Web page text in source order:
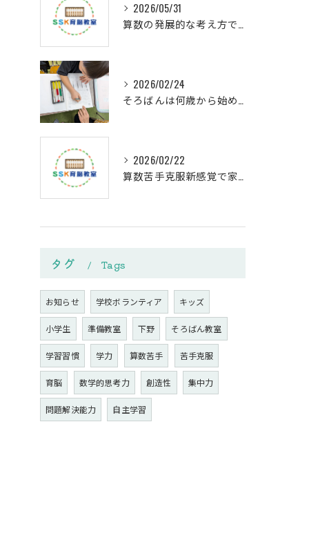
2026/05/31
算数の発展的な考え方で苦手克服への第一歩を踏み出す方法
2026/02/24
そろばんは何歳から始めるべきか
2026/02/22
算数苦手克服新感覚で家庭学習が楽しくなる親子サポート法
タグ Tags
お知らせ 学校ボランティア キッズ
小学生 準備教室 下野 そろばん教室
学習習慣 学力 算数苦手 苦手克服
育脳 数学的思考力 創造性 集中力
問題解決能力 自主学習